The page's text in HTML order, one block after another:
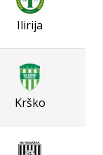
Ilirija
Krško